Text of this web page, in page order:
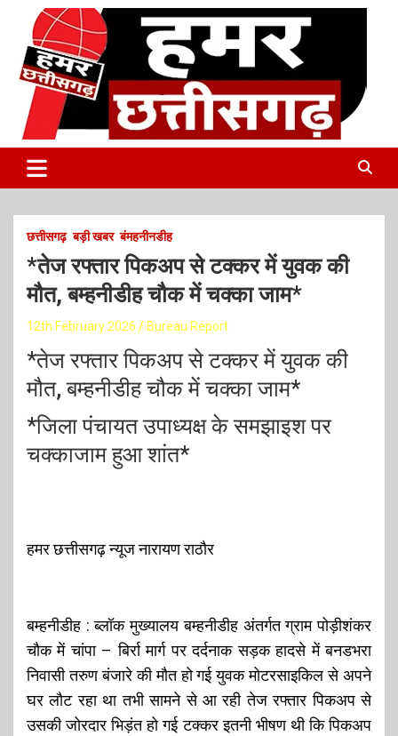
हमर छत्तीसगढ़
Latest Online Breaking News
छत्तीसगढ़ बड़ी खबर बंमहनीनडीह
*तेज रफ्तार पिकअप से टक्कर में युवक की
मौत, बम्हनीडीह चौक में चक्का जाम*
12th February 2026 Bureau Report
*तेज रफ्तार पिकअप से टक्कर में युवक की
मौत, बम्हनीडीह चौक में चक्का जाम*
*जिला पंचायत उपाध्यक्ष के समझाइश पर
चक्काजाम हुआ शांत*
हमर छत्तीसगढ़ न्यूज नारायण राठौर
बम्हनीडीह : ब्लॉक मुख्यालय बम्हनीडीह अंतर्गत ग्राम पोड़ीशंकर
चौक में चांपा – बिर्रा मार्ग पर दर्दनाक सड़क हादसे में बनडभरा
निवासी तरुण बंजारे की मौत हो गई युवक मोटरसाइकिल से अपने
घर लौट रहा था तभी सामने से आ रही तेज रफ्तार पिकअप से
उसकी जोरदार भिड़ंत हो गई टक्कर इतनी भीषण थी कि पिकअप